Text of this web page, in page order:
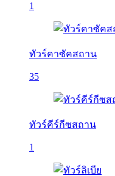
1
ทัวร์คาซัคสถาน
35
ทัวร์คีร์กีซสถาน
1